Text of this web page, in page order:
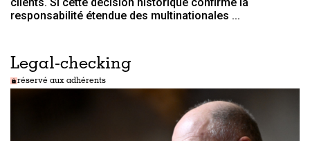
responsabilité étendue des multinationales ...
Legal-checking
réservé aux adhérents